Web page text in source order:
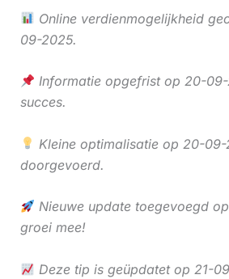
Online verdienmogelijkheid
09-2025.
Informatie opgefrist op 20-
succes.
Kleine optimalisatie op 20-09-
doorgevoerd.
Nieuwe update toegevoegd
groei mee!
Deze tip is geüpdatet op 21-